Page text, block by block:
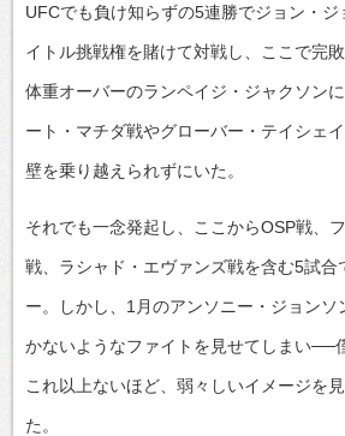
UFCでも負け知らずの5連勝でジョン・ジ
イトル挑戦権を賭けて対戦し、ここで完
体重オーバーのランペイジ・ジャクソン
ート・マチダ戦やグローバー・テイシェ
壁を乗り越えられずにいた。
それでも一念発起し、ここからOSP戦、
戦、ラシャド・エヴァンズ戦を含む5試合
ー。しかし、1月のアンソニー・ジョンソ
かないようなファイトを見せてしまい──
これ以上ないほど、弱々しいイメージを
た。